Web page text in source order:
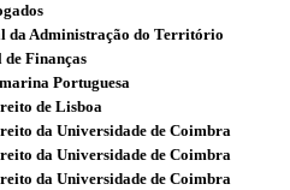
da Administração do Território
Finanças
Portuguesa
de Lisboa
da Universidade de Coimbra
da Universidade de Coimbra
da Universidade de Coimbra